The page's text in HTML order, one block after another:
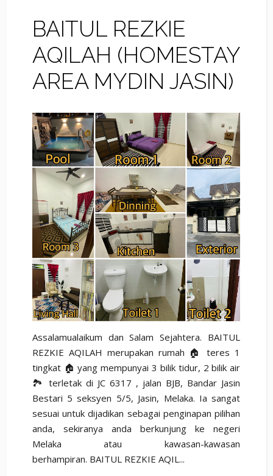
BAITUL REZKIE
AQILAH (HOMESTAY
AREA MYDIN JASIN)
Assalamualaikum dan Salam Sejahtera. BAITUL
REZKIE AQILAH merupakan rumah 🏠 teres 1
tingkat 🏠 yang mempunyai 3 bilik tidur, 2 bilik air
🏞️ terletak di JC 6317 , jalan BJB, Bandar Jasin
Bestari 5 seksyen 5/5, Jasin, Melaka. Ia sangat
sesuai untuk dijadikan sebagai penginapan pilihan
anda, sekiranya anda berkunjung ke negeri
Melaka atau kawasan-kawasan
berhampiran. BAITUL REZKIE AQIL...